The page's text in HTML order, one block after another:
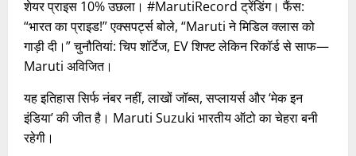
शेयर प्राइस 10% उछला। #MarutiRecord ट्रेंडिंग। फैंस:
“भारत का प्राइड!” एक्सपर्ट्स बोले, “Maruti ने मिडिल क्लास को
गाड़ी दी।” चुनौतियां: चिप शॉर्टेज, EV शिफ्ट लेकिन रिकॉर्ड से साफ—
Maruti अविजित।
यह इतिहास सिर्फ नंबर नहीं, लाखों जॉब्स, सप्लायर्स और ‘मेक इन
इंडिया’ की जीत है। Maruti Suzuki भारतीय ऑटो का चेहरा बनी
रहेगी।